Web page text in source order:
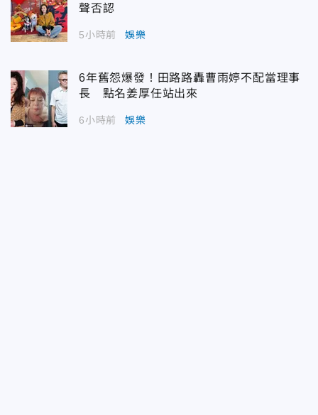
聲否認
5小時前 娛樂
6年舊怨爆發！田路路轟曹雨婷不配當理事
長 點名姜厚任站出來
6小時前 娛樂